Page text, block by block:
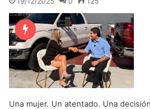
Una mujer. Un atentado. Una